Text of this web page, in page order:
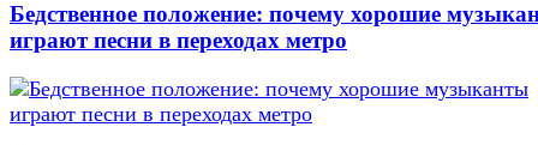
Бедственное положение: почему хорошие
играют песни в переходах метро